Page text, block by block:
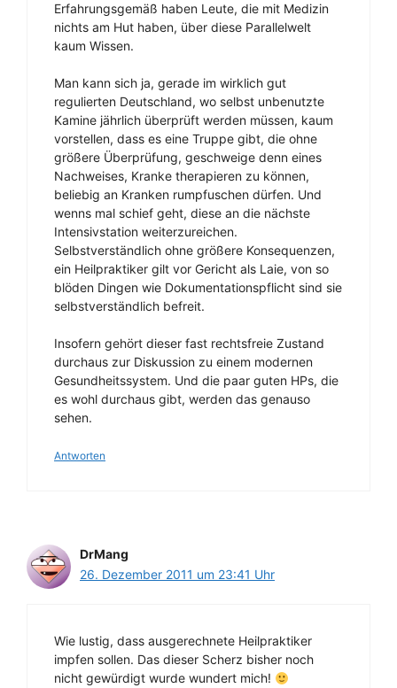
Erfahrungsgemäß haben Leute, die mit Medizin
nichts am Hut haben, über diese Parallelwelt
kaum Wissen.
Man kann sich ja, gerade im wirklich gut
regulierten Deutschland, wo selbst unbenutzte
Kamine jährlich überprüft werden müssen, kaum
vorstellen, dass es eine Truppe gibt, die ohne
größere Überprüfung, geschweige denn eines
Nachweises, Kranke therapieren zu können,
beliebig an Kranken rumpfuschen dürfen. Und
wenns mal schief geht, diese an die nächste
Intensivstation weiterzureichen.
Selbstverständlich ohne größere Konsequenzen,
ein Heilpraktiker gilt vor Gericht als Laie, von so
blöden Dingen wie Dokumentationspflicht sind sie
selbstverständlich befreit.
Insofern gehört dieser fast rechtsfreie Zustand
durchaus zur Diskussion zu einem modernen
Gesundheitssystem. Und die paar guten HPs, die
es wohl durchaus gibt, werden das genauso
sehen.
Antworten
DrMang
26. Dezember 2011 um 23:41 Uhr
Wie lustig, dass ausgerechnete Heilpraktiker
impfen sollen. Das dieser Scherz bisher noch
nicht gewürdigt wurde wundert mich!